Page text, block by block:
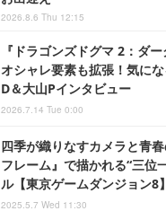
2026.8.6 Thu 12:15
『ドラゴンズドグマ 2：ダ
オシャレ要素も拡張！気に
D＆大山Pインタビュー
2026.7.14 Tue 0:00
四季が織りなすカメラと青
フレーム』で描かれる“三位
ル【東京ゲームダンジョン8】
2025.5.7 Wed 11:30